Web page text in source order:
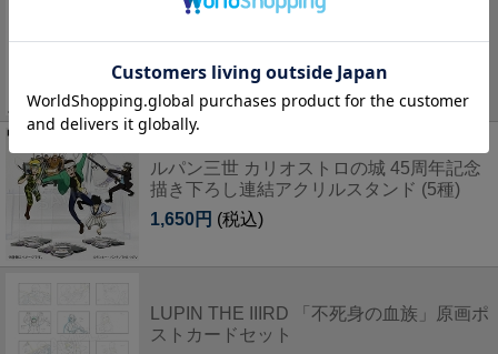
族 ポストカードセット
1,100円 (税込)
ルパン三世 カリオストロの城 45周年記念
描き下ろし連結アクリルスタンド (5種)
1,650円 (税込)
LUPIN THE IIIRD 「不死身の血族」原画ポ
ストカードセット